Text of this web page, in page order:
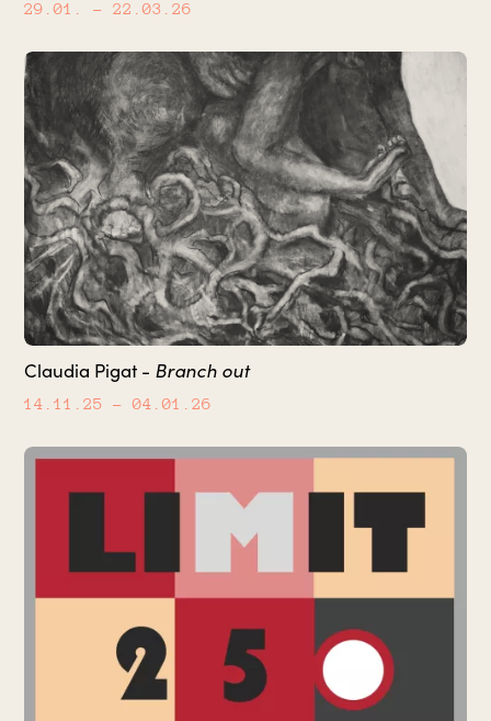
29.01. – 22.03.26
Claudia Pigat - Branch out
14.11.25 – 04.01.26